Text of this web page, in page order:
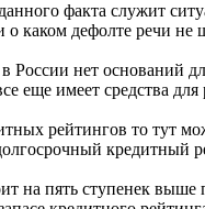
факта служит
о каком дефолте речи не
нет оснований
еще имеет средства
рейтингов то тут
на пять ступенек